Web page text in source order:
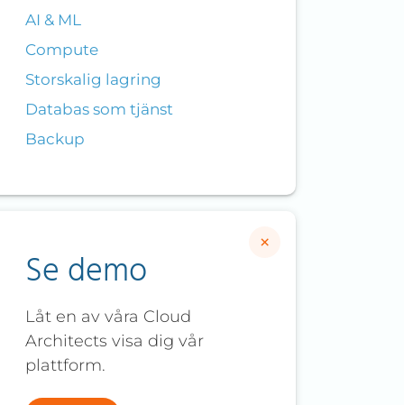
AI & ML
Compute
Storskalig lagring
Databas som tjänst
Backup
Se demo
Låt en av våra Cloud
Architects visa dig vår
plattform.
×